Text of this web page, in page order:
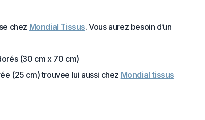
chez Mondial Tissus. Vous aurez besoin d’un
(30 cm x 70 cm)
(25 cm) trouvee lui aussi chez Mondial tissus